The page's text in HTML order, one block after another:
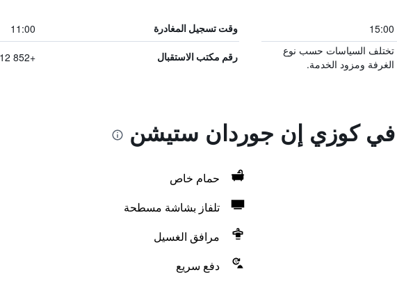
15:00 وقت تسجيل المغادرة 11:00
تختلف السياسات حسب نوع
الغرفة ومزود الخدمة.
رقم مكتب الاستقبال +852 6212 4550
في كوزي إن جوردان ستيشن
حمام خاص
تلفاز بشاشة مسطحة
مرافق الغسيل
دفع سريع